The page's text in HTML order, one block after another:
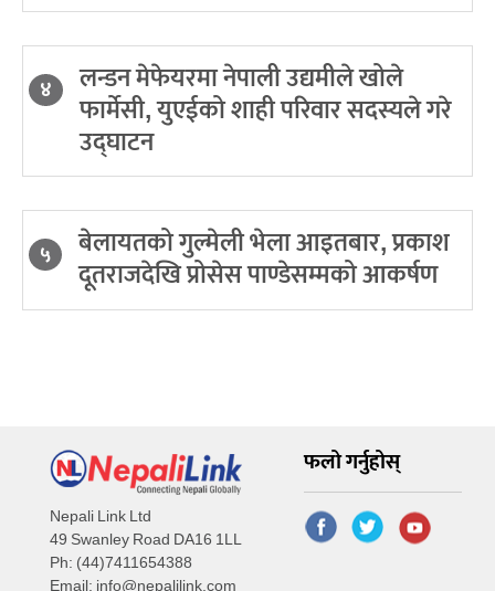
४ लन्डन मेफेयरमा नेपाली उद्यमीले खोले
फार्मेसी, युएईको शाही परिवार सदस्यले गरे
उद्घाटन
५ बेलायतको गुल्मेली भेला आइतबार, प्रकाश
दूतराजदेखि प्रोसेस पाण्डेसम्मको आकर्षण
Nepali Link Ltd
49 Swanley Road DA16 1LL
Ph: (44)7411654388
फलो गर्नुहोस्